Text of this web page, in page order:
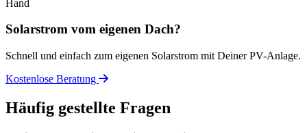
Solarstrom vom eigenen Dach?
Schnell und einfach zum eigenen Solarstrom mit Deiner PV-Anlage.
Kostenlose Beratung
Häufig gestellte Fragen